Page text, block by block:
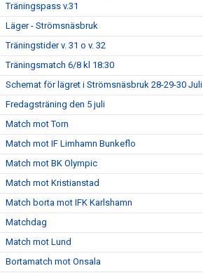
Träningspass v.31
Läger - Strömsnäsbruk
Träningstider v. 31 o v. 32
Träningsmatch 6/8 kl 18:30
Schemat för lägret i Strömsnäsbruk 28-29-30 Juli
Fredagsträning den 5 juli
Match mot Torn
Match mot IF Limhamn Bunkeflo
Match mot BK Olympic
Match mot Kristianstad
Match borta mot IFK Karlshamn
Matchdag
Match mot Lund
Bortamatch mot Onsala